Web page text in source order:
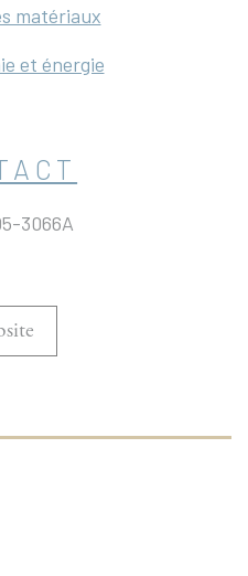
matériaux
et énergie
3066A